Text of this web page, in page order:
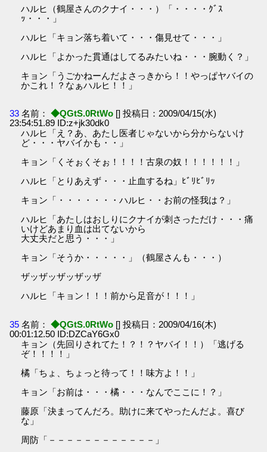
ハルヒ（鶴屋さんのクナイ・・・）「・・・・ｸﾞｽ
ｯ・・・」
ハルヒ「キョン落ち着いて・・・傷見せて・・・」
ハルヒ「よかった貫通はしてるみたいね・・・腕動く？」
キョン「うごかねーんだよさっきから！！やっぱヤバイの
かこれ！？なぁハルヒ！！」
33 名前： ◆QGtS.0RtWo [] 投稿日：2009/04/15(水)
23:54:51.89 ID:z+jk30dk0
ハルヒ「え？あ、あたし医者じゃないから分からないけ
ど・・・ヤバイかも・・」
キョン「くそぉくそぉ！！！！古泉の奴！！！！！！」
ハルヒ「とりあえず・・・止血するね」ﾋﾞﾘﾋﾞﾘｯ
キョン「・・・・・・・ハルヒ・・お前の怪我は？」
ハルヒ「あたしはおしりにクナイが刺さっただけ・・・痛
いけどあまり血は出てないから
大丈夫だと思う・・・」
キョン「そうか・・・・・」（鶴屋さんも・・・）
ザッザッザッザッザ
ハルヒ「キョン！！！前から足音が！！！」
35 名前： ◆QGtS.0RtWo [] 投稿日：2009/04/16(木)
00:01:12.50 ID:DZCaY6Gx0
キョン（先回りされてた！？！？ヤバイ！！）「逃げる
ぞ！！！！」
橘「ちょ、ちょっと待って！！味方よ！！」
キョン「お前は・・・橘・・・なんでここに！？」
藤原「決まってんだろ。助けに来てやったんだよ。喜び
な」
周防「－－－－－－－－－－－－」